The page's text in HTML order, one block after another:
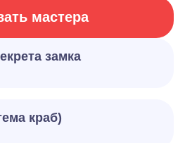
мастера
замка
краб)